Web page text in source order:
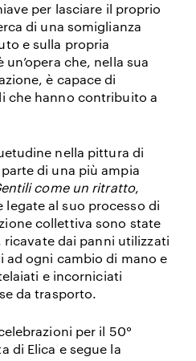
per lasciare il proprio
di una somiglianza
e sulla propria
che, nella sua
è capace di
che hanno contribuito a
nella pittura di
di una più ampia
come un ritratto,
al suo processo di
collettiva sono state
dai panni utilizzati
ad ogni cambio di mano e
e incorniciati
da trasporto.
per il 50°
di Elica e segue la